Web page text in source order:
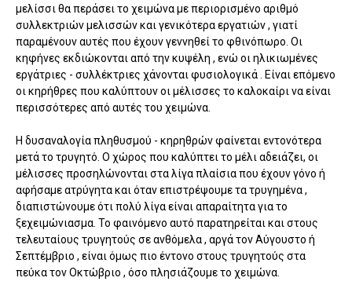
μελίσσι θα περάσει το χειμώνα με περιορισμένο αριθμό
συλλεκτριών μελισσών και γενικότερα εργατιών , γιατί
παραμένουν αυτές που έχουν γεννηθεί το φθινόπωρο. Οι
κηφήνες εκδιώκονται από την κυψέλη , ενώ οι ηλικιωμένες
εργάτριες - συλλέκτριες χάνονται φυσιολογικά . Είναι επόμενο
οι κηρήθρες που καλύπτουν οι μέλισσες το καλοκαίρι να είναι
περισσότερες από αυτές του χειμώνα.
Η δυσαναλογία πληθυσμού - κηρηθρών φαίνεται εντονότερα
μετά το τρυγητό. Ο χώρος που καλύπτει το μέλι αδειάζει, οι
μέλισσες προσηλώνονται στα λίγα πλαίσια που έχουν γόνο ή
αφήσαμε ατρύγητα και όταν επιστρέψουμε τα τρυγημένα ,
διαπιστώνουμε ότι πολύ λίγα είναι απαραίτητα για το
ξεχειμώνιασμα. Το φαινόμενο αυτό παρατηρείται και στους
τελευταίους τρυγητούς σε ανθόμελα , αργά τον Αύγουστο ή
Σεπτέμβριο , είναι όμως πιο έντονο στους τρυγητούς στα
πεύκα τον Οκτώβριο , όσο πλησιάζουμε το χειμώνα.